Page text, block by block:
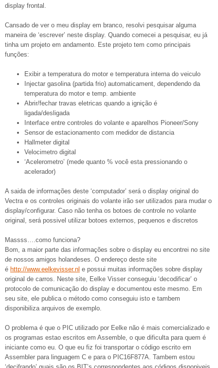
display frontal.
Cansado de ver o meu display em branco, resolvi pesquisar alguma
maneira de ‘escrever’ neste display. Quando comecei a pesquisar, eu já
tinha um projeto em andamento. Este projeto tem como principais
funções:
Exibir a temperatura do motor e temperatura interna do veiculo
Injectar gasolina (partida frio) automaticament, dependendo da
temperatura do motor e temp. ambiente
Abrir/fechar travas eletricas quando a ignição é
ligada/desligada
Interface entre controles do volante e aparelhos Pioneer/Sony
Sensor de estacionamento com medidor de distancia
Hallmeter digital
Velocimetro digital
‘Acelerometro’ (mede quanto % você esta pressionando o
acelerador)
A saida de informações deste ‘computador’ será o display original do
Vectra e os controles originais do volante irão ser utilizados para mudar o
display/configurar. Caso não tenha os botoes de controle no volante
original, será possivel utilizar botoes externos, pequenos e discretos
Massss….como funciona?
Bom, a maior parte das informações sobre o display eu encontrei no site
de nossos amigos holandeses. O endereço deste site
é http://www.eelkevisser.nl e possui muitas informações sobre display
original de carros. Neste site, Eelke Visser conseguiu ‘decodificar’ o
protocolo de comunicação do display e documentou este mesmo. Em
seu site, ele publica o método como conseguiu isto e tambem
disponibiliza arquivos de exemplo.
O problema é que o PIC utilizado por Eelke não é mais comercializado e
os programas estao escritos em Assemble, o que dificulta para quem é
iniciante como eu. O que eu fiz foi transportar o código escrito em
Assembler para linguagem C e para o PIC16F877A. Tambem estou